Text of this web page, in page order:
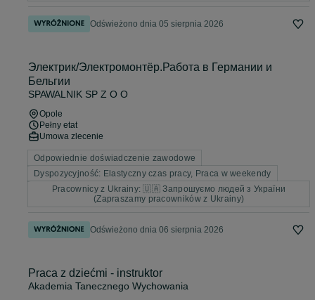
Odświeżono dnia 05 sierpnia 2026
Электрик/Электромонтёр.Работа в Германии и
Бельгии
SPAWALNIK SP Z O O
Opole
Pełny etat
Umowa zlecenie
Odpowiednie doświadczenie zawodowe
Dyspozycyjność: Elastyczny czas pracy, Praca w weekendy
Pracownicy z Ukrainy: 🇺🇦 Запрошуємо людей з України
(Zapraszamy pracowników z Ukrainy)
Odświeżono dnia 06 sierpnia 2026
Praca z dziećmi - instruktor
Akademia Tanecznego Wychowania